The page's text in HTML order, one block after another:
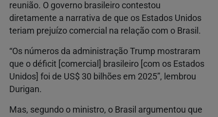
reunião. O governo brasileiro contestou
diretamente a narrativa de que os Estados Unidos
teriam prejuízo comercial na relação com o Brasil.
“Os números da administração Trump mostraram
que o déficit [comercial] brasileiro [com os Estados
Unidos] foi de US$ 30 bilhões em 2025”, lembrou
Durigan.
Mas, segundo o ministro, o Brasil argumentou que